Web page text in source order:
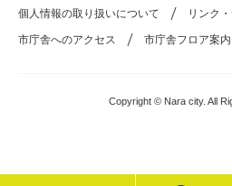
個人情報の取り扱いについて リンク
市庁舎へのアクセス 市庁舎フロア案内
Copyright © Nara city. All